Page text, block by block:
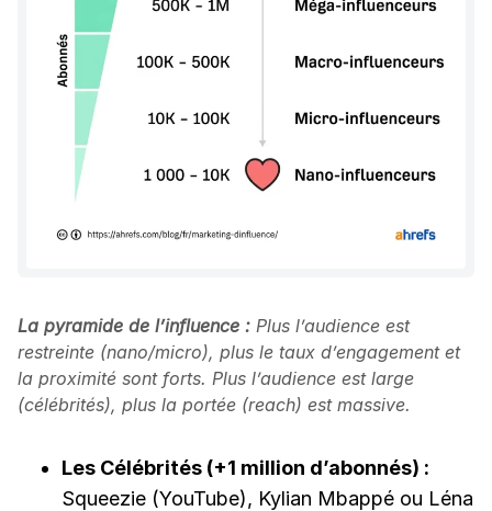
La pyramide de l’influence : Plus l’audience est
restreinte (nano/micro), plus le taux d’engagement et
la proximité sont forts. Plus l’audience est large
(célébrités), plus la portée (reach) est massive.
Les Célébrités (+1 million d’abonnés) :
Squeezie (YouTube), Kylian Mbappé ou Léna